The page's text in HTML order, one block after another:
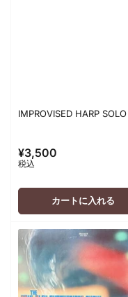
IMPROVISED HARP SOLO
通
常
価
¥3,500
税込
カートに入れる